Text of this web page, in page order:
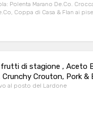
Polenta Marano De.Co.
Coppa di Casa & Flan ai
di stagione , Aceto
Crouton, Pork &
al posto del Lardone